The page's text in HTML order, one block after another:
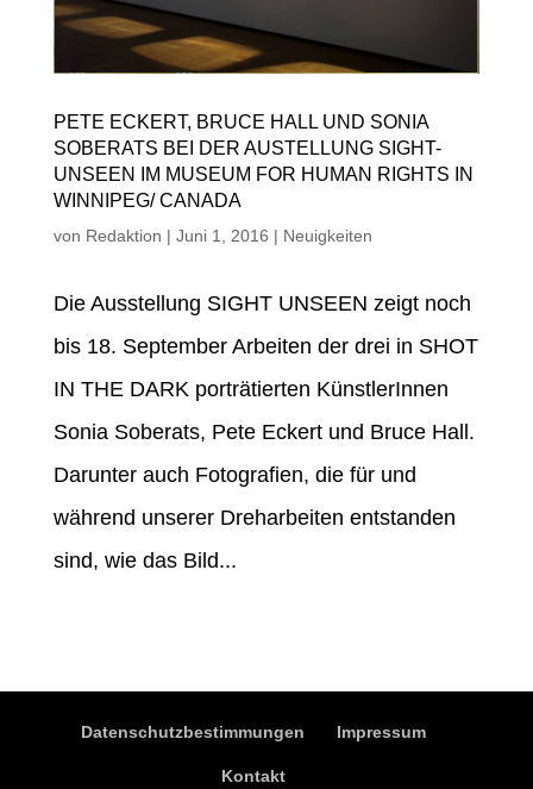
PETE ECKERT, BRUCE HALL UND SONIA
SOBERATS BEI DER AUSTELLUNG SIGHT-
UNSEEN IM MUSEUM FOR HUMAN RIGHTS IN
WINNIPEG/ CANADA
von Redaktion | Juni 1, 2016 | Neuigkeiten
Die Ausstellung SIGHT UNSEEN zeigt noch
bis 18. September Arbeiten der drei in SHOT
IN THE DARK porträtierten KünstlerInnen
Sonia Soberats, Pete Eckert und Bruce Hall.
Darunter auch Fotografien, die für und
während unserer Dreharbeiten entstanden
sind, wie das Bild...
Datenschutzbestimmungen Impressum
Kontakt